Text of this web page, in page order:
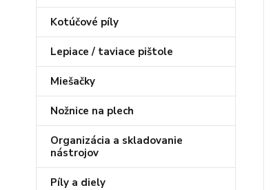
Kotúčové píly
Lepiace / taviace pištole
Miešačky
Nožnice na plech
Organizácia a skladovanie
nástrojov
Píly a diely